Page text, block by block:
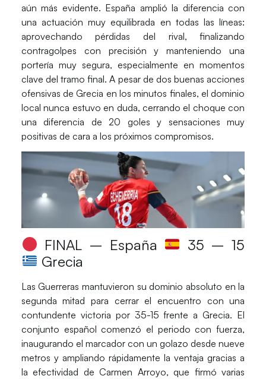
aún más evidente. España amplió la diferencia con
una actuación muy equilibrada en todas las líneas:
aprovechando pérdidas del rival, finalizando
contragolpes con precisión y manteniendo una
portería muy segura, especialmente en momentos
clave del tramo final. A pesar de dos buenas acciones
ofensivas de Grecia en los minutos finales, el dominio
local nunca estuvo en duda, cerrando el choque con
una diferencia de 20 goles y sensaciones muy
positivas de cara a los próximos compromisos.
FINAL – España
35 – 15
Grecia
LasGuerreras mantuvieron su dominio absoluto en la
segunda mitad para cerrar el encuentro con una
contundente victoria por 35-15 frente aGrecia. El
conjunto español comenzó el periodo con fuerza,
inaugurando el marcador con un golazo desde nueve
metros y ampliando rápidamente la ventaja gracias a
la efectividad deCarmen Arroyo, que firmó varias